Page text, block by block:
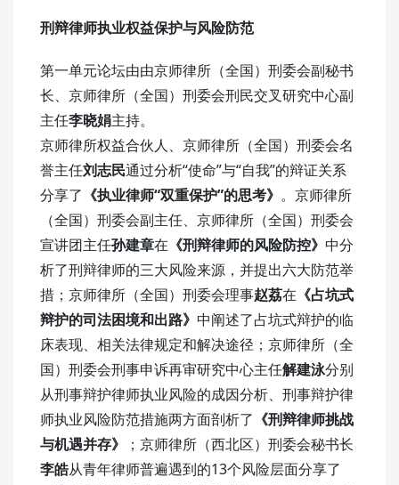
刑辩律师执业权益保护与风险防范
第一单元论坛由由京师律所（全国）刑委会副秘书
长、京师律所（全国）刑委会刑民交叉研究中心副
主任李晓娟主持。
京师律所权益合伙人、京师律所（全国）刑委会名
誉主任刘志民通过分析“使命”与“自我”的辩证关系
分享了 《执业律师“双重保护”的思考》 。京师律所
（全国）刑委会副主任、京师律所（全国）刑委会
宣讲团主任孙建章在 《刑辩律师的风险防控》 中分
析了刑辩律师的三大风险来源，并提出六大防范举
措；京师律所（全国）刑委会理事赵荔在 《占坑式
辩护的司法困境和出路》 中阐述了占坑式辩护的临
床表现、相关法律规定和解决途径；京师律所（全
国）刑委会刑事申诉再审研究中心主任解建泳分别
从刑事辩护律师执业风险的成因分析、刑事辩护律
师执业风险防范措施两方面剖析了 《刑辩律师挑战
与机遇并存》
；京师律所（西北区）刑委会秘书长
李皓从青年律师普遍遇到的13个风险层面分享了